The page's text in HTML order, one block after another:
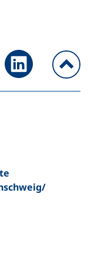
Facebook teilen
Seite über
Fenster)
wenn Ihr
Programm)